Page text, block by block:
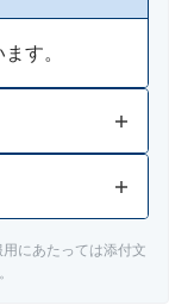
す。
、医師、薬
い。
な使用は避
にあたっては添付文